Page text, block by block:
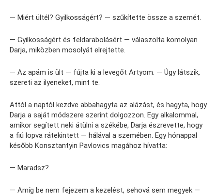
— Miért ültél? Gyilkosságért? — szűkítette össze a szemét.
— Gyilkosságért és feldarabolásért — válaszolta komolyan
Darja, miközben mosolyát elrejtette.
— Az apám is ült — fújta ki a levegőt Artyom. — Úgy látszik,
szereti az ilyeneket, mint te.
Attól a naptól kezdve abbahagyta az alázást, és hagyta, hogy
Darja a saját módszere szerint dolgozzon. Egy alkalommal,
amikor segített neki átülni a székébe, Darja észrevette, hogy
a fiú lopva rátekintett — hálával a szemében. Egy hónappal
később Konsztantyin Pavlovics magához hívatta:
— Maradsz?
— Amíg be nem fejezem a kezelést, sehová sem megyek —